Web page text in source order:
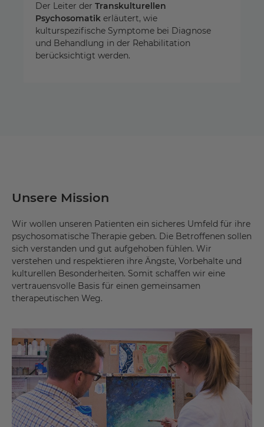
Der Leiter der Transkulturellen
Psychosomatik erläutert, wie
kulturspezifische Symptome bei Diagnose
und Behandlung in der Rehabilitation
berücksichtigt werden.
Unsere Mission
Wir wollen unseren Patienten ein sicheres Umfeld für ihre
psychosomatische Therapie geben. Die Betroffenen sollen
sich verstanden und gut aufgehoben fühlen. Wir
verstehen und respektieren ihre Ängste, Vorbehalte und
kulturellen Besonderheiten. Somit schaffen wir eine
vertrauensvolle Basis für einen gemeinsamen
therapeutischen Weg.